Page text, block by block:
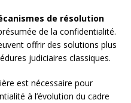
de résolution
de la confidentialité.
offrir des solutions plus
judiciaires classiques.
est nécessaire pour
à l’évolution du cadre